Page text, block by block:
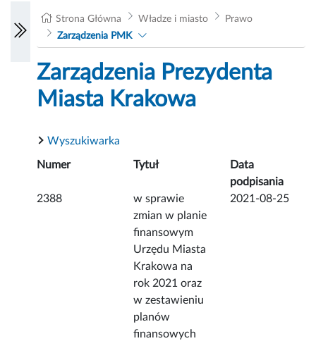
Strona Główna Władze i miasto
Prawo
Zarządzenia PMK
Zarządzenia Prezydenta
Miasta Krakowa
Wyszukiwarka
Numer Tytuł
Data
podpisania
2388
w sprawie
zmian w planie
finansowym
Urzędu Miasta
Krakowa na
rok 2021 oraz
w zestawieniu
planów
finansowych
2021-08-25